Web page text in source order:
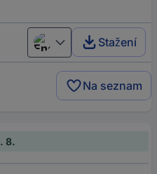
English Stažení
Na seznam
8.